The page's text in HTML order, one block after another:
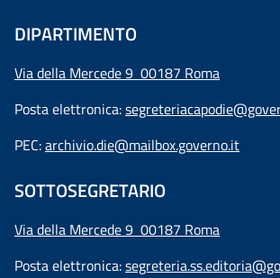
DIPARTIMENTO
Via della Mercede 9 00187 Roma
Posta elettronica:
PEC:archivio.die@mailbox.governo.it
SOTTOSEGRETARIO
Via della Mercede 9 00187 Roma
Posta elettronica: